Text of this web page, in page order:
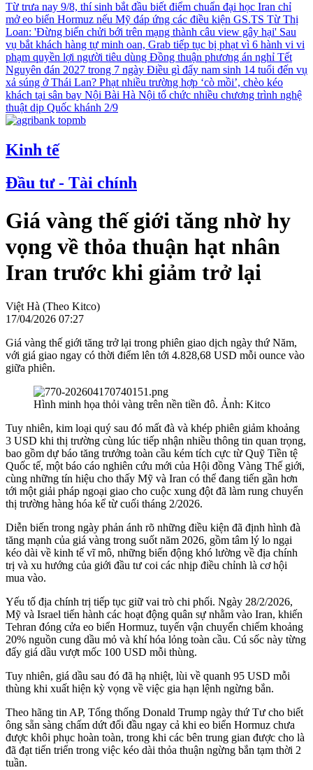
Từ trưa nay 9/8, thí sinh bắt đầu biết điểm chuẩn đại học Iran chỉ
mở eo biển Hormuz nếu Mỹ đáp ứng các điều kiện GS.TS Từ Thị
Loan: 'Đừng biến chửi bới trên mạng thành câu view gây hại' Sau
vụ bắt khách hàng tự minh oan, Grab tiếp tục bị phạt vì 6 hành vi vi
phạm quyền lợi người tiêu dùng Đồng thuận phương án nghỉ Tết
Nguyên đán 2027 trong 7 ngày Điều gì đẩy nam sinh 14 tuổi đến vụ
xả súng ở Thái Lan? Phạt nhiều trường hợp ‘cò mồi’, chèo kéo
khách tại sân bay Nội Bài Hà Nội tổ chức nhiều chương trình nghệ
thuật dịp Quốc khánh 2/9
Kinh tế
Đầu tư - Tài chính
Giá vàng thế giới tăng nhờ hy
vọng về thỏa thuận hạt nhân
Iran trước khi giảm trở lại
Việt Hà (Theo Kitco)
17/04/2026 07:27
Giá vàng thế giới tăng trở lại trong phiên giao dịch ngày thứ Năm,
với giá giao ngay có thời điểm lên tới 4.828,68 USD mỗi ounce vào
giữa phiên.
Hình minh họa thỏi vàng trên nền tiền đô. Ảnh: Kitco
Tuy nhiên, kim loại quý sau đó mất đà và khép phiên giảm khoảng
3 USD khi thị trường cùng lúc tiếp nhận nhiều thông tin quan trọng,
bao gồm dự báo tăng trưởng toàn cầu kém tích cực từ Quỹ Tiền tệ
Quốc tế, một báo cáo nghiên cứu mới của Hội đồng Vàng Thế giới,
cùng những tín hiệu cho thấy Mỹ và Iran có thể đang tiến gần hơn
tới một giải pháp ngoại giao cho cuộc xung đột đã làm rung chuyển
thị trường hàng hóa kể từ cuối tháng 2/2026.
Diễn biến trong ngày phản ánh rõ những điều kiện đã định hình đà
tăng mạnh của giá vàng trong suốt năm 2026, gồm tâm lý lo ngại
kéo dài về kinh tế vĩ mô, những biến động khó lường về địa chính
trị và xu hướng của giới đầu tư coi các nhịp điều chỉnh là cơ hội
mua vào.
Yếu tố địa chính trị tiếp tục giữ vai trò chi phối. Ngày 28/2/2026,
Mỹ và Israel tiến hành các hoạt động quân sự nhằm vào Iran, khiến
Tehran đóng cửa eo biển Hormuz, tuyến vận chuyển chiếm khoảng
20% nguồn cung dầu mỏ và khí hóa lỏng toàn cầu. Cú sốc này từng
đẩy giá dầu vượt mốc 100 USD mỗi thùng.
Tuy nhiên, giá dầu sau đó đã hạ nhiệt, lùi về quanh 95 USD mỗi
thùng khi xuất hiện kỳ vọng về việc gia hạn lệnh ngừng bắn.
Theo hãng tin AP, Tổng thống Donald Trump ngày thứ Tư cho biết
ông sẵn sàng chấm dứt đối đầu ngay cả khi eo biển Hormuz chưa
được khôi phục hoàn toàn, trong khi các bên trung gian được cho là
đã đạt tiến triển trong việc kéo dài thỏa thuận ngừng bắn tạm thời 2
tuần.